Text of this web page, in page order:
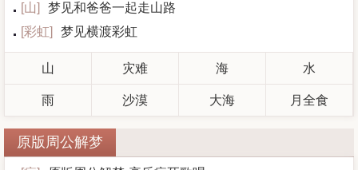
[山]
梦见和爸爸一起走山路
[彩虹] 梦见横渡彩虹
山 灾难 海 水
雨 沙漠 大海 月全食
原版周公解梦